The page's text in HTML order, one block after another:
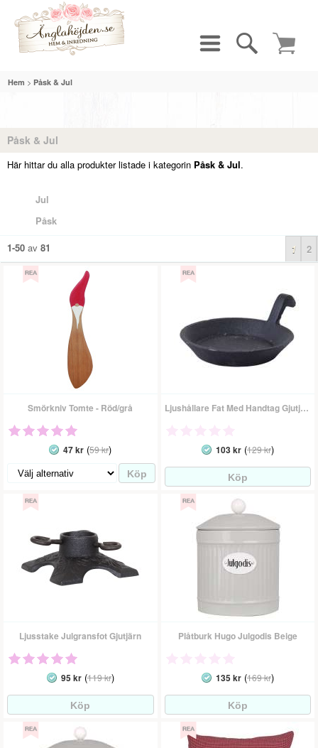
Hem > Påsk & Jul
Påsk & Jul
Här hittar du alla produkter listade i kategorin Påsk & Jul.
Jul
Påsk
1-50 av 81 1 2
Smörkniv Tomte - Röd/grå
47 kr (59 kr)
Ljushållare Fat Med Handtag Gjutjärn
103 kr(129 kr)
Ljusstake Julgransfot Gjutjärn
95 kr(119 kr)
Plåtburk Hugo Julgodis Beige
135 kr(169 kr)